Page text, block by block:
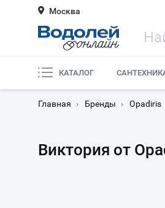
Москва
КАТАЛОГ
Главная › Бренды › Opadiris
Виктория от